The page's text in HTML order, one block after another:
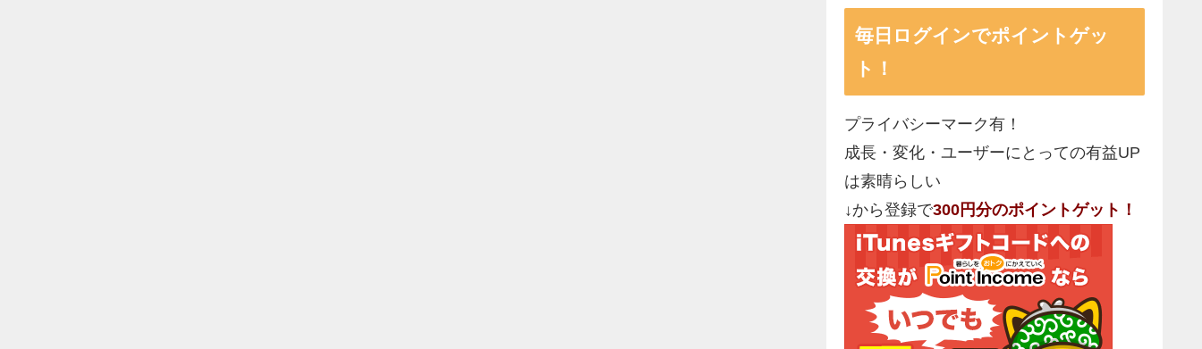
毎日ログインでポイントゲッ
ト！
プライバシーマーク有！
成長・変化・ユーザーにとっての有益UP
は素晴らしい
↓から登録で300円分のポイントゲット！